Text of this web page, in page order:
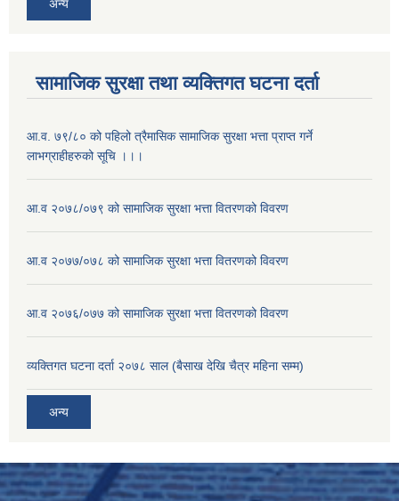
अन्य
सामाजिक सुरक्षा तथा व्यक्तिगत घटना दर्ता
आ.व. ७९/८० को पहिलो त्रैमासिक सामाजिक सुरक्षा भत्ता प्राप्त गर्ने
लाभग्राहीहरुको सूचि ।।।
आ.व २०७८/०७९ को सामाजिक सुरक्षा भत्ता वितरणको विवरण
आ.व २०७७/०७८ को सामाजिक सुरक्षा भत्ता वितरणको विवरण
आ.व २०७६/०७७ को सामाजिक सुरक्षा भत्ता वितरणको विवरण
व्यक्तिगत घटना दर्ता २०७८ साल (बैसाख देखि चैत्र महिना सम्म)
अन्य